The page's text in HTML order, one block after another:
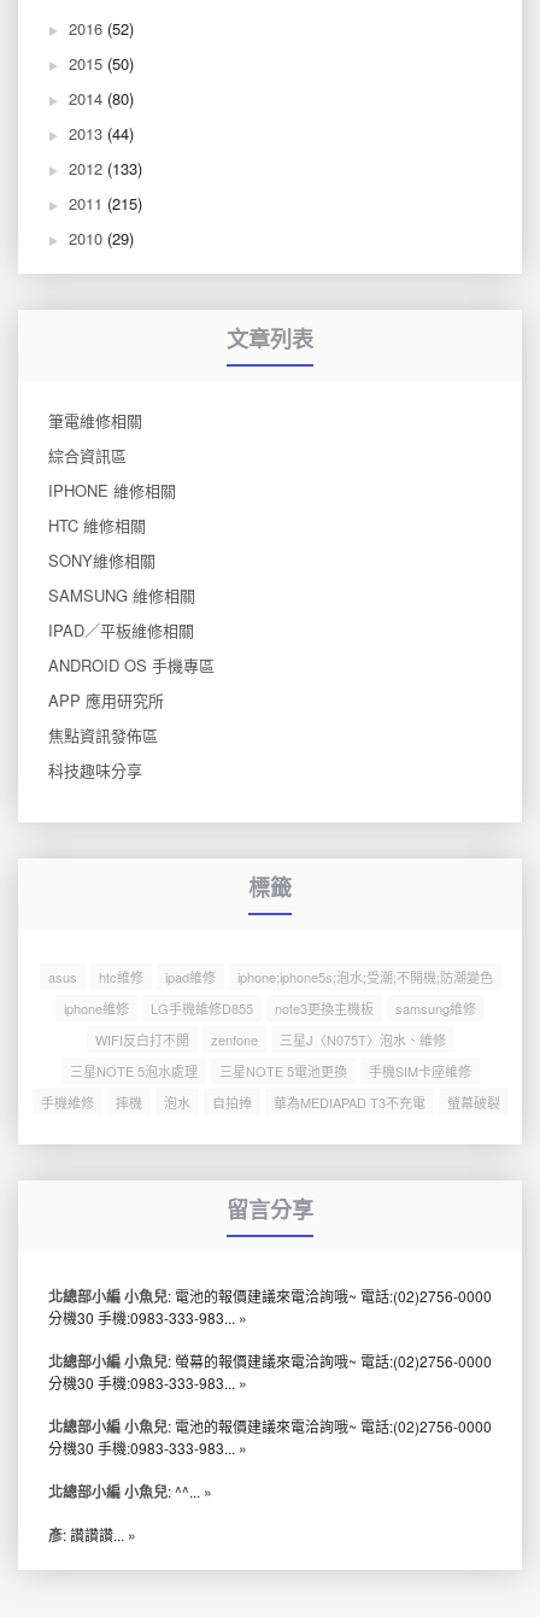
2016 (52)
2015 (50)
2014 (80)
2013 (44)
2012 (133)
2011 (215)
2010 (29)
文章列表
筆電維修相關
綜合資訊區
IPHONE 維修相關
HTC 維修相關
SONY維修相關
SAMSUNG 維修相關
IPAD／平板維修相關
ANDROID OS 手機專區
APP 應用研究所
焦點資訊發佈區
科技趣味分享
標籤
asus htc維修 ipad維修
iphone;iphone5s;泡水;受潮;不開機;防潮變色
iphone維修
LG手機維修D855 note3更換主機板
samsung維修
WIFI反白打不開
zenfone
三星J〈N075T〉泡水、維修
三星NOTE 5泡水處理
三星NOTE 5電池更換
手機SIM卡座維修
手機維修
摔機 泡水 自拍捧 華為MEDIAPAD T3不充電 螢幕破裂
留言分享
北總部小編 小魚兒: 電池的報價建議來電洽詢哦~ 電話:(02)2756-0000
分機30 手機:0983-333-983... »
北總部小編 小魚兒: 螢幕的報價建議來電洽詢哦~ 電話:(02)2756-0000
分機30 手機:0983-333-983... »
北總部小編 小魚兒: 電池的報價建議來電洽詢哦~ 電話:(02)2756-0000
分機30 手機:0983-333-983... »
北總部小編 小魚兒: ^^... »
彥: 讚讚讚... »